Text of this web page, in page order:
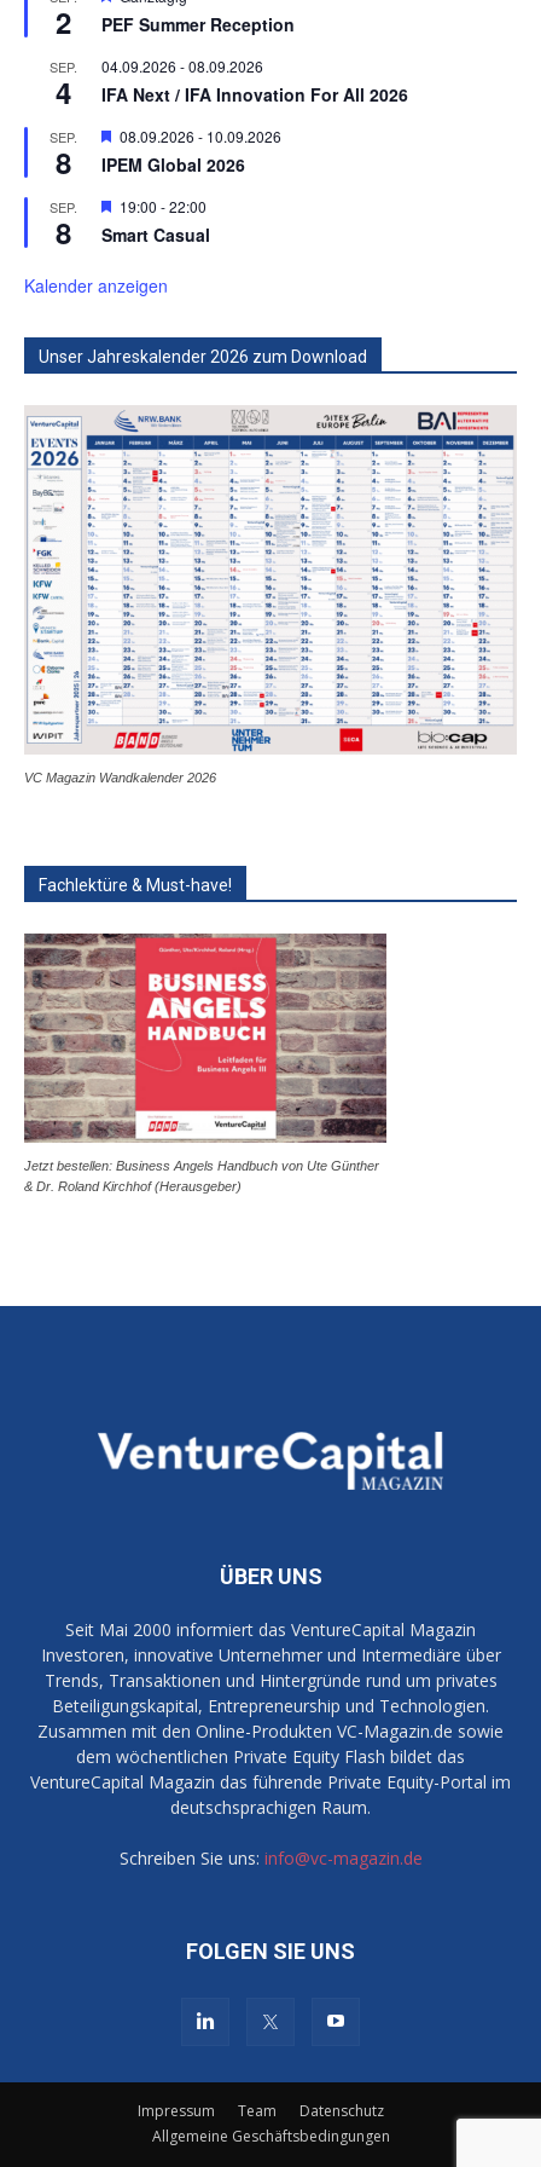
2 PEF Summer Reception
SEP.
4
04.09.2026 -08.09.2026
IFA Next / IFA Innovation For All 2026
SEP.
8
Hervorgehoben
08.09.2026 - 10.09.2026
IPEM Global 2026
SEP.
8
Hervorgehoben
19:00 -22:00
Smart Casual
Kalender anzeigen
Unser Jahreskalender 2026 zum Download
VC Magazin Wandkalender 2026
Fachlektüre & Must-have!
Jetzt bestellen: Business Angels Handbuch von Ute Günther
& Dr. Roland Kirchhof (Herausgeber)
ÜBER UNS
Seit Mai 2000 informiert das VentureCapital Magazin
Investoren, innovative Unternehmer und Intermediäre über
Trends, Transaktionen und Hintergründe rund um privates
Beteiligungskapital, Entrepreneurship und Technologien.
Zusammen mit den Online-Produkten VC-Magazin.de sowie
dem wöchentlichen Private Equity Flash bildet das
VentureCapital Magazin das führende Private Equity-Portal im
deutschsprachigen Raum.
Schreiben Sie uns: info@vc-magazin.de
FOLGEN SIE UNS
Impressum Team
Datenschutz
Allgemeine Geschäftsbedingungen